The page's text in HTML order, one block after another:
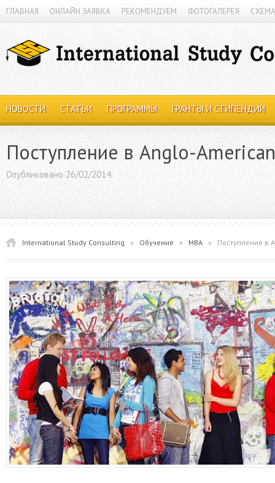
ГЛАВНАЯ ОНЛАЙН ЗАЯВКА РЕКОМЕНДУЕМ ФОТОГАЛЕРЕЯ
НОВОСТИ СТАТЬИ ПРОГРАММЫ ГРАНТЫ И СТИПЕНДИИ
Поступление в Anglo-
Опубликовано 26/02/2014.
International Study Consulting » Обучение » MBA » Поступление в